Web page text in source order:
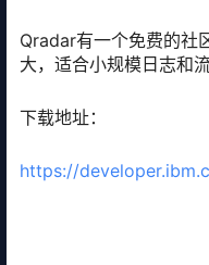
Qradar有一个免费的社
大，适合小规模日志和
下载地址：
https://